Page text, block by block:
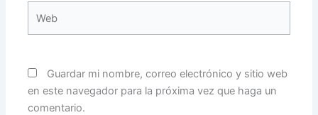
Guardar mi nombre, correo electrónico y sitio web
en este navegador para la próxima vez que haga un
comentario.